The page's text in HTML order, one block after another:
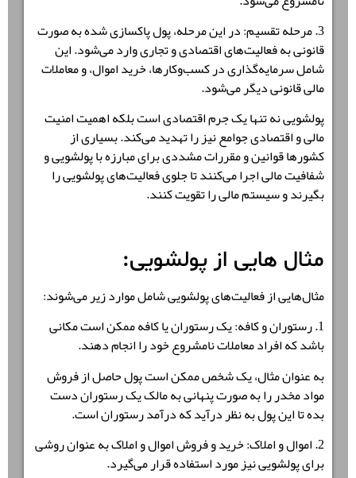
3. مرحله تقسیم: در این مرحله، پول پاکسازی شده به صورت
قانونی به فعالیت‌های اقتصادی و تجاری وارد می‌شود. این
شامل سرمایه‌گذاری در کسب‌وکارها، خرید اموال، و معاملات
مالی قانونی دیگر می‌شود.
پولشویی نه تنها یک جرم اقتصادی است بلکه اهمیت امنیت
مالی و اقتصادی جوامع نیز را تهدید می‌کند. بسیاری از
کشورها قوانین و مقررات مشددی برای مبارزه با پولشویی و
شفافیت مالی اجرا می‌کنند تا جلوی فعالیت‌های پولشویی را
بگیرند و سیستم مالی را تقویت کنند.
مثال هایی از پولشویی:
مثال‌هایی از فعالیت‌های پولشویی شامل موارد زیر می‌شوند:
1. رستوران و کافه: یک رستوران یا کافه ممکن است مکانی
باشد که افراد معاملات نامشروع خود را انجام دهند.
به عنوان مثال، یک شخص ممکن است پول حاصل از فروش
مواد مخدر را به صورت پنهانی به مالک یک رستوران دست
بده تا این پول به نظر درآید که درآمد رستوران است.
2. اموال و املاک: خرید و فروش اموال و املاک به عنوان روشی
برای پولشویی نیز مورد استفاده قرار می‌گیرد.